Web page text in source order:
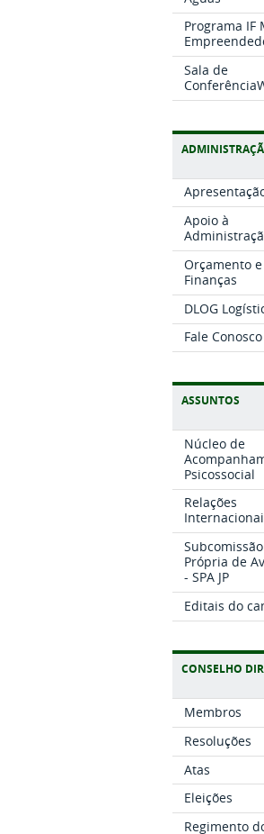
Programa IF
Sala de
Apoio à
Orçamento e
Finanças
DLOG
Fale Conosco
ASSUNTOS
Núcleo de
Psicossocial
Relações
Subcomissão
Própria de
- SPA JP
Editais do
CONSELHO
Membros
Resoluções
Atas
Eleições
Regimento